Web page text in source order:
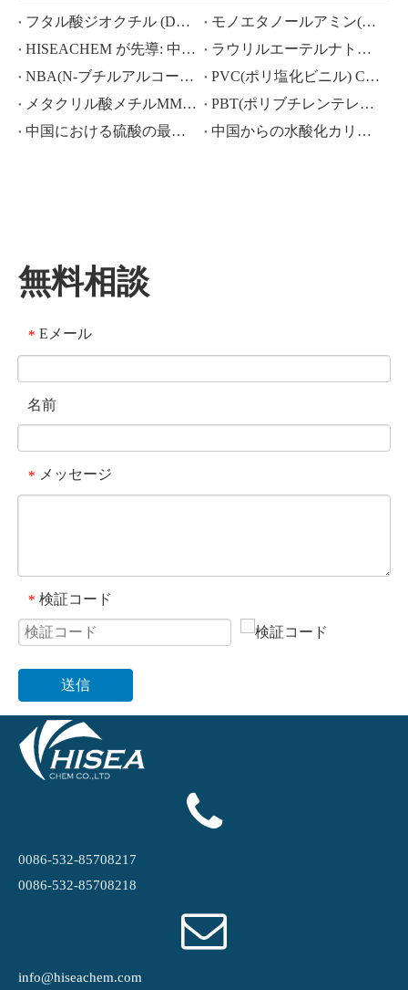
フタル酸ジオクチル (DOP) CAS NO.:117-81-7
モノエタノールアミン(MEA)とは何ですか?
HISEACHEM が先導: 中国から酢酸、シュウ酸、硫酸、硝酸、苛性ソーダ、液体アルカリ、メタ重亜硫酸ナトリウムの輸出で最近成功
ラウリルエーテルナトリウム ラウリルエーテル硫酸ナトリウム(sles70%/aes 70%) CAS NO.: 68585-34-2sles70%/aes 70%) CAS NO.: 68585-34-2
NBA(N-ブチルアルコール)、CAS NO.:71-36-3、業界知識
PVC(ポリ塩化ビニル) CAS NO.:9002-86-2
メタクリル酸メチルMMA CAS 80-62-6の価格が大幅に下落
PBT(ポリブチレンテレフタレート) CAS NO.26062-94-2
中国における硫酸の最近の市場シナリオ: 1 年を振り返る
中国からの水酸化カリウム、水酸化ナトリウム、過酸化水素輸出の活況な市場：過去 1 年間の振り返り
無料相談
* Eメール
名前
* メッセージ
* 検証コード
送信
0086-532-85708217
0086-532-85708218
info@hiseachem.com